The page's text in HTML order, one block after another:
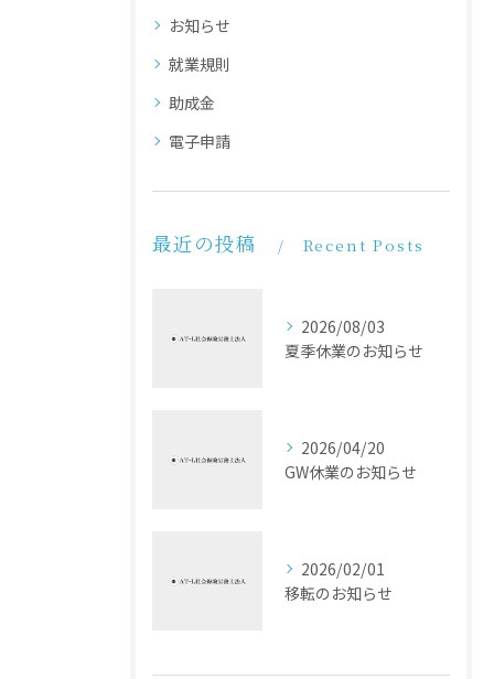
お知らせ
就業規則
助成金
電子申請
最近の投稿 Recent Posts
2026/08/03
夏季休業のお知らせ
2026/04/20
GW休業のお知らせ
2026/02/01
移転のお知らせ